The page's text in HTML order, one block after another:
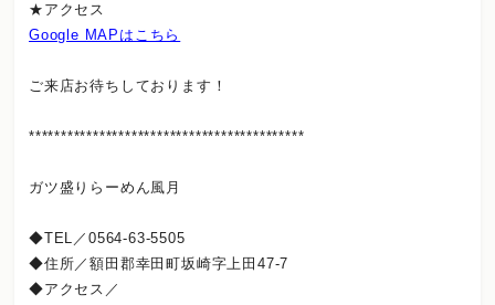
★アクセス
Google MAPはこちら
ご来店お待ちしております！
*******************************************
ガツ盛りらーめん風月
◆TEL／0564-63-5505
◆住所／額田郡幸田町坂崎字上田47-7
◆アクセス／